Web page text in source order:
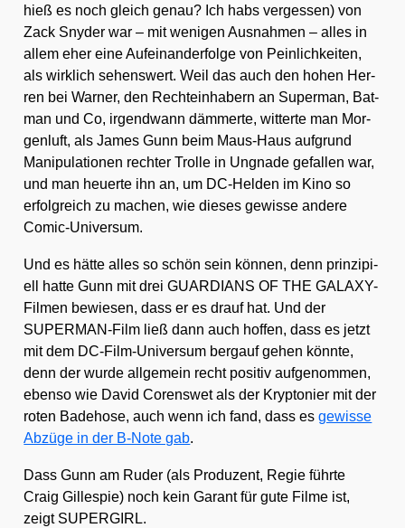
hieß es noch gleich genau? Ich habs ver­ges­sen) von
Zack Sny­der war – mit weni­gen Aus­nah­men – alles in
allem eher eine Auf­ein­an­der­fol­ge von Pein­lich­kei­ten,
als wirk­lich sehens­wert. Weil das auch den hohen Her­
ren bei War­ner, den Rech­te­inha­bern an Super­man, Bat­
man und Co, irgend­wann däm­mer­te, wit­ter­te man Mor­
gen­luft, als James Gunn beim Maus-Haus auf­grund
Mani­pu­la­tio­nen rech­ter Trol­le in Ungna­de gefal­len war,
und man heu­er­te ihn an, um DC-Hel­den im Kino so
erfolg­reich zu machen, wie die­ses gewis­se ande­re
Comic-Uni­ver­sum.
Und es hät­te alles so schön sein kön­nen, denn prin­zi­pi­
ell hat­te Gunn mit drei GUARDIANS OF THE GALA­XY-
Fil­men bewie­sen, dass er es drauf hat. Und der
SUPER­MAN-Film ließ dann auch hof­fen, dass es jetzt
mit dem DC-Film-Uni­ver­sum berg­auf gehen könn­te,
denn der wur­de all­ge­mein recht posi­tiv auf­ge­nom­men,
eben­so wie David Coren­swet als der Kryp­to­nier mit der
roten Bade­ho­se, auch wenn ich fand, dass esgewis­se
Abzü­ge in der B‑Note gab.
Dass Gunn am Ruder (als Pro­du­zent, Regie führ­te
Craig Gil­le­spie) noch kein Garant für gute Fil­me ist,
zeigt SUPERGIRL.